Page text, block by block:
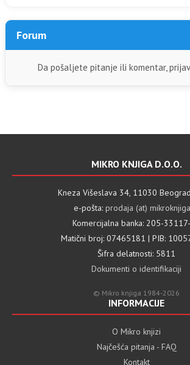
Forum
Da pošaljete pitanje ili komentar,
MIKRO KNJIGA D.O.O.
Kneza Višeslava 34, 11030
e-pošta: prodaja (at)
Komercijalna banka: 205-
Matični broj: 07465181 | PIB:
Šifra delatnosti: 5811
Dokumenti o identifikaciji
© Mikro knjiga 1984-2026
INFORMACIJE
O Mikro knjizi
Najčešća pitanja - FAQ
Kontakt